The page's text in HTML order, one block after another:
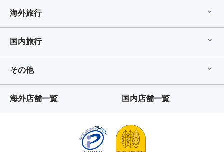
海外旅行
国内旅行
その他
海外店舗一覧 国内店舗一覧